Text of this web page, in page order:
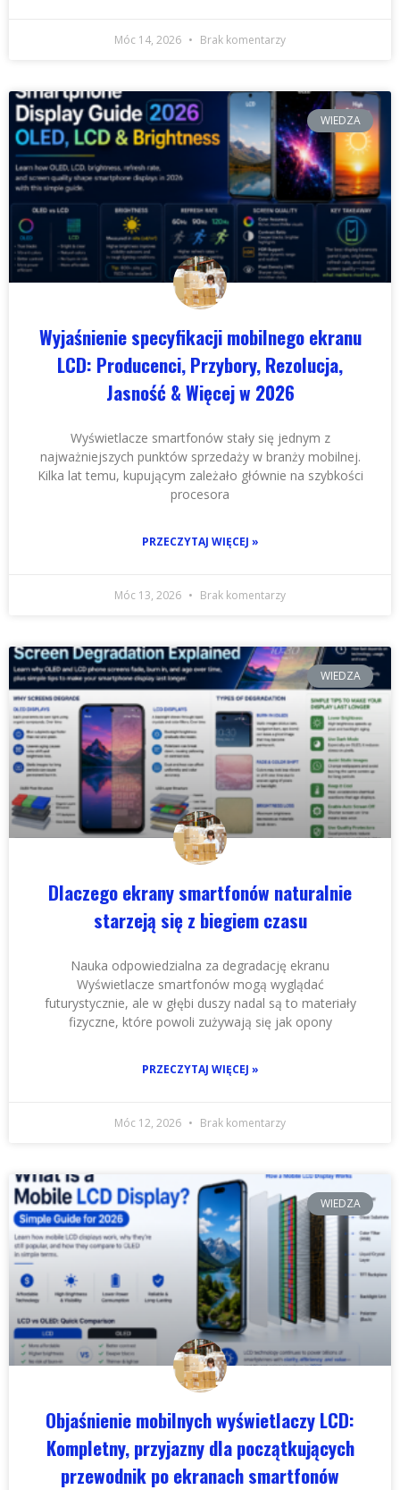
Móc 14, 2026 Brak komentarzy
WIEDZA
Wyjaśnienie specyfikacji mobilnego ekranu
LCD: Producenci, Przybory, Rezolucja,
Jasność & Więcej w 2026
Wyświetlacze smartfonów stały się jednym z
najważniejszych punktów sprzedaży w branży mobilnej.
Kilka lat temu, kupującym zależało głównie na szybkości
procesora
PRZECZYTAJ WIĘCEJ »
Móc 13, 2026 Brak komentarzy
WIEDZA
Dlaczego ekrany smartfonów naturalnie
starzeją się z biegiem czasu
Nauka odpowiedzialna za degradację ekranu
Wyświetlacze smartfonów mogą wyglądać
futurystycznie, ale w głębi duszy nadal są to materiały
fizyczne, które powoli zużywają się jak opony
PRZECZYTAJ WIĘCEJ »
Móc 12, 2026 Brak komentarzy
WIEDZA
Objaśnienie mobilnych wyświetlaczy LCD:
Kompletny, przyjazny dla początkujących
przewodnik po ekranach smartfonów